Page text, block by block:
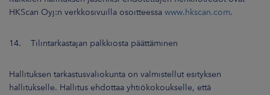
HKScan Oyj:n verkkosivuilla osoitteessa www.hkscan.com.
14. Tilintarkastajan palkkiosta päättäminen
Hallituksen tarkastusvaliokunta on valmistellut esityksen
hallitukselle. Hallitus ehdottaa yhtiökokoukselle, että